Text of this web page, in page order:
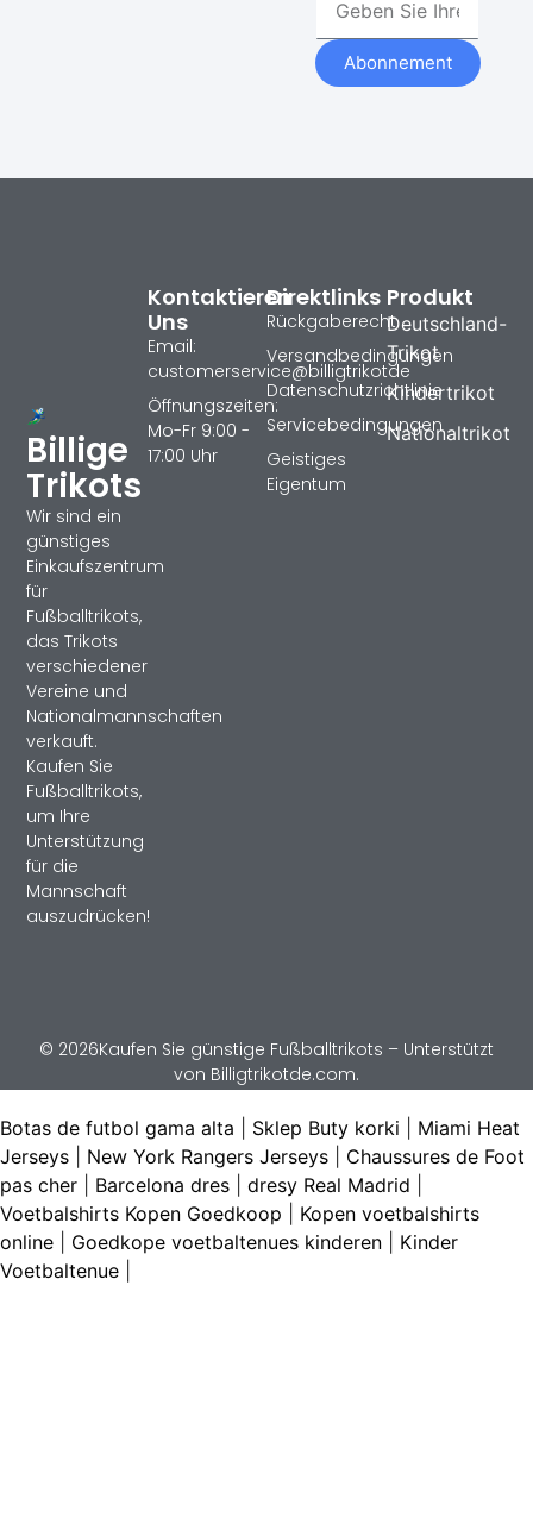
Abonnement
Billige
Trikots
Wir sind ein
günstiges
Einkaufszentrum
für
Fußballtrikots,
das Trikots
verschiedener
Vereine und
Nationalmannschaften
verkauft.
Kaufen Sie
Fußballtrikots,
um Ihre
Unterstützung
für die
Mannschaft
auszudrücken!
Produkt
Deutschland-
Trikot
Kindertrikot
Nationaltrikot
Direktlinks
Rückgaberecht
Versandbedingungen
Datenschutzrichtlinie
Servicebedingungen
Geistiges
Eigentum
Kontaktieren
Uns
Email:
customerservice@billigtrikotde
Öffnungszeiten:
Mo-Fr 9:00 -
17:00 Uhr
© 2026Kaufen Sie günstige Fußballtrikots – Unterstützt
von Billigtrikotde.com.
Botas de futbol gama alta Sklep Buty korki
Miami Heat
Jerseys
New York Rangers Jerseys
Chaussures de Foot
pas cher
Barcelona dres dresy Real Madrid
Voetbalshirts Kopen Goedkoop
Kopen voetbalshirts
online
Goedkope voetbaltenues kinderen
Kinder
Voetbaltenue